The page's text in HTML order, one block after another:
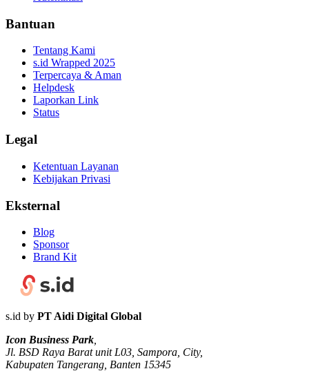
Bantuan
Tentang Kami
s.id Wrapped 2025
Terpercaya & Aman
Helpdesk
Laporkan Link
Status
Legal
Ketentuan Layanan
Kebijakan Privasi
Eksternal
Blog
Sponsor
Brand Kit
s.id by PT Aidi Digital Global
Icon Business Park
Jl. BSD Raya Barat unit L03, Sampora, City,
Kabupaten Tangerang, Banten 15345